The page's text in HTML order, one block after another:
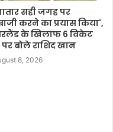
सही जगह पर
करने का प्रयास किया',
के खिलाफ 6 विकेट
बोले राशिद खान
8, 2026